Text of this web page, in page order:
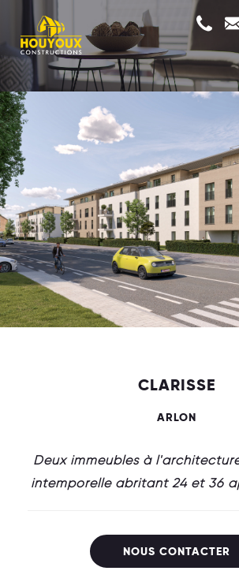
CLARISSE
ARLON
Deux immeubles à
intemporelle abritant 24 et 36
NOUS CONTACTER